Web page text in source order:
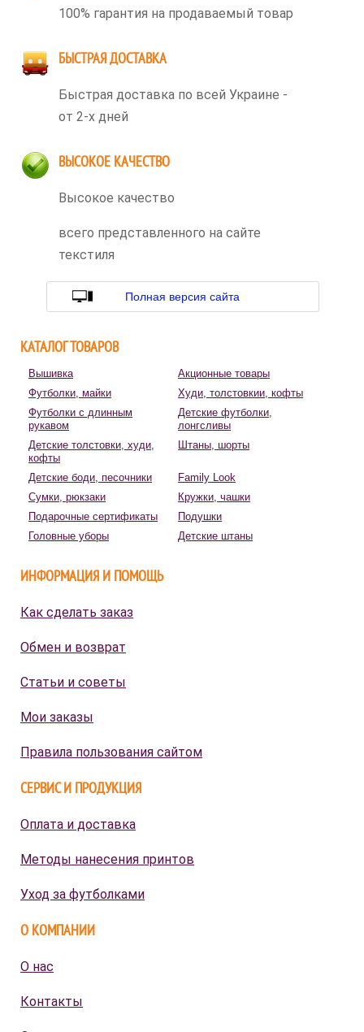
100% гарантия на продаваемый товар
БЫСТРАЯ ДОСТАВКА
Быстрая доставка по всей Украине -
от 2-х дней
ВЫСОКОЕ КАЧЕСТВО
Высокое качество
всего представленного на сайте
текстиля
Полная версия сайта
КАТАЛОГ ТОВАРОВ
Вышивка
Акционные товары
Футболки, майки
Худи, толстовкии, кофты
Футболки с длинным
рукавом
Детские футболки,
лонгсливы
Детские толстовки, худи,
кофты
Штаны, шорты
Детские боди, песочники
Family Look
Сумки, рюкзаки
Кружки, чашки
Подарочные сертификаты
Подушки
Головные уборы
Детские штаны
ИНФОРМАЦИЯ И ПОМОЩЬ
Как сделать заказ
Обмен и возврат
Статьи и советы
Мои заказы
Правила пользования сайтом
СЕРВИС И ПРОДУКЦИЯ
Оплата и доставка
Методы нанесения принтов
Уход за футболками
О КОМПАНИИ
О нас
Контакты